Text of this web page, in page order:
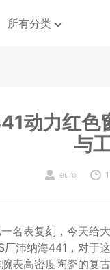
所有分类
动力红色
与
euro
名表复刻，今天给
厂沛纳海441，对于
表高密度陶瓷的复